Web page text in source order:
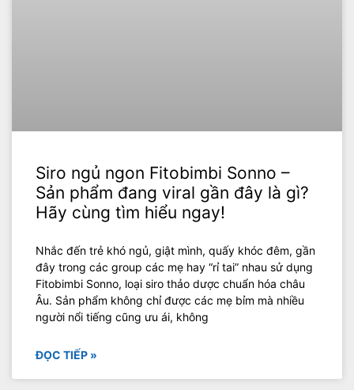
Siro ngủ ngon Fitobimbi Sonno –
Sản phẩm đang viral gần đây là gì?
Hãy cùng tìm hiểu ngay!
Nhắc đến trẻ khó ngủ, giật mình, quấy khóc đêm, gần
đây trong các group các mẹ hay “rỉ tai” nhau sử dụng
Fitobimbi Sonno, loại siro thảo dược chuẩn hóa châu
Âu. Sản phẩm không chỉ được các mẹ bỉm mà nhiều
người nổi tiếng cũng ưu ái, không
ĐỌC TIẾP »